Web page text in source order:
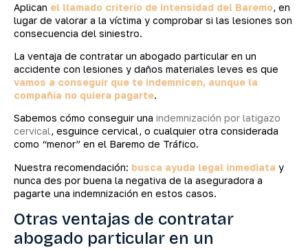
Aplican el llamado criterio de intensidad del Baremo, en
lugar de valorar a la víctima y comprobar si las lesiones son
consecuencia del siniestro.
La ventaja de contratar un abogado particular en un
accidente con lesiones y daños materiales leves es que
vamos a conseguir que te indemnicen, aunque la
compañía no quiera pagarte.
Sabemos cómo conseguir una indemnización por latigazo
cervical, esguince cervical, o cualquier otra considerada
como “menor” en el Baremo de Tráfico.
Nuestra recomendación: busca ayuda legal inmediata y
nunca des por buena la negativa de la aseguradora a
pagarte una indemnización en estos casos.
Otras ventajas de contratar
abogado particular en un